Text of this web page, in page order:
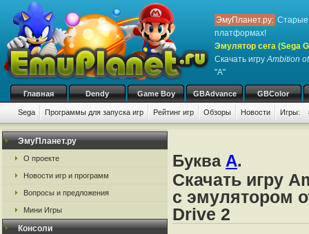
ЭмуПланет.ру: Старые
платформах!
Эмулятор сега (Sega
Скачать игруAmbition
"A"
Главная Dendy Game Boy GBAdvance GBColor
Sega Программы для запуска игр Рейтинг игр Обзоры Новости Игры:
ЭмуПланет.ру
О проекте
Новости игр и программ
Вопросы и предложения
Мини Игры
Консоли
Буква A.
Скачать игру
с эмулятором
Drive 2